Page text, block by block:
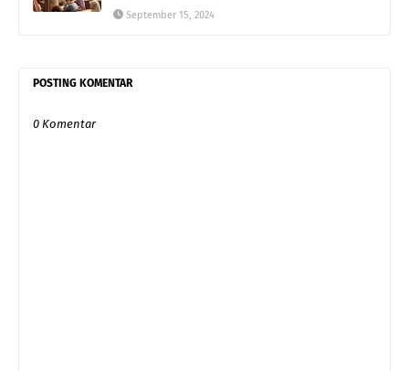
September 15, 2024
POSTING KOMENTAR
0 Komentar